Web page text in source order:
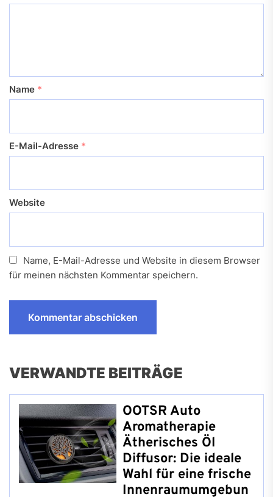
Name *
E-Mail-Adresse *
Website
Name, E-Mail-Adresse und Website in diesem Browser
für meinen nächsten Kommentar speichern.
VERWANDTE BEITRÄGE
OOTSR Auto
Aromatherapie
Ätherisches Öl
Diffusor: Die ideale
Wahl für eine frische
Innenraumumgebun